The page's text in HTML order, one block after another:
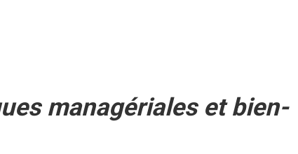
managériales et bien-